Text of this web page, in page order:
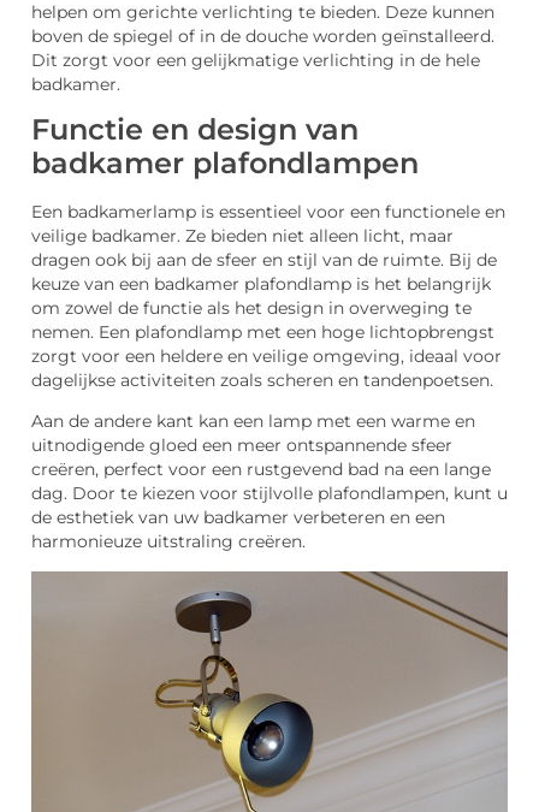
helpen om gerichte verlichting te bieden. Deze kunnen
boven de spiegel of in de douche worden geïnstalleerd.
Dit zorgt voor een gelijkmatige verlichting in de hele
badkamer.
Functie en design van
badkamer plafondlampen
Een badkamerlamp is essentieel voor een functionele en
veilige badkamer. Ze bieden niet alleen licht, maar
dragen ook bij aan de sfeer en stijl van de ruimte. Bij de
keuze van een badkamer plafondlamp is het belangrijk
om zowel de functie als het design in overweging te
nemen. Een plafondlamp met een hoge lichtopbrengst
zorgt voor een heldere en veilige omgeving, ideaal voor
dagelijkse activiteiten zoals scheren en tandenpoetsen.
Aan de andere kant kan een lamp met een warme en
uitnodigende gloed een meer ontspannende sfeer
creëren, perfect voor een rustgevend bad na een lange
dag. Door te kiezen voor stijlvolle plafondlampen, kunt u
de esthetiek van uw badkamer verbeteren en een
harmonieuze uitstraling creëren.